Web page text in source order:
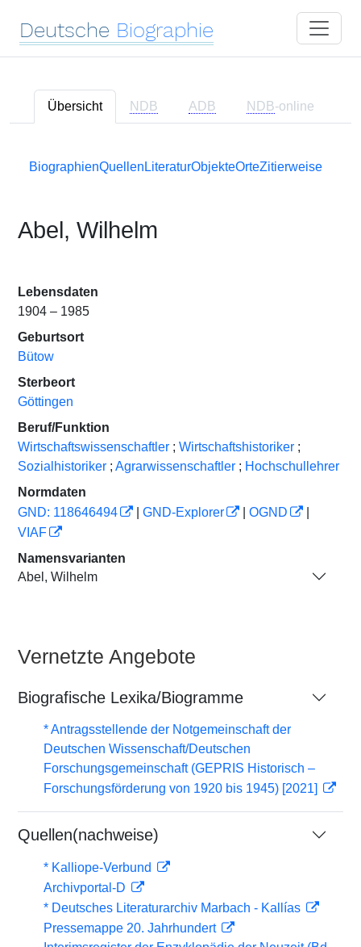
Deutsche Biographie
Übersicht NDB ADB NDB-online
BiographienQuellen LiteraturObjekteOrteZitierweise
Abel, Wilhelm
Lebensdaten
1904 – 1985
Geburtsort
Bütow
Sterbeort
Göttingen
Beruf/Funktion
Wirtschaftswissenschaftler ; Wirtschaftshistoriker ;
Sozialhistoriker ; Agrarwissenschaftler ; Hochschullehrer
Normdaten
GND: 118646494
GND-Explorer OGND
VIAF
Namensvarianten
Abel, Wilhelm
Vernetzte Angebote
Biografische Lexika/Biogramme
* Antragsstellende der Notgemeinschaft der
Deutschen Wissenschaft/Deutschen
Forschungsgemeinschaft (GEPRIS Historisch –
Forschungsförderung von 1920 bis 1945) [2021]
Quellen(nachweise)
* Kalliope-Verbund
Archivportal-D
* Deutsches Literaturarchiv Marbach - Kallías
Pressemappe 20. Jahrhundert